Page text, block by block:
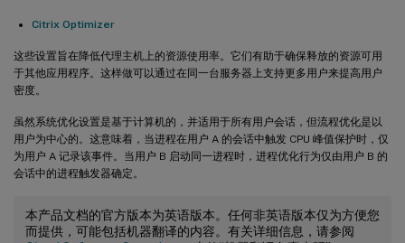
Citrix Optimizer
这些设置旨在降低代理主机上的资源使用率。它们有助于确保释放的资源可用
于其他应用程序。这样做可以通过在同一台服务器上支持更多用户来提高用户
密度。
虽然系统优化设置是基于计算机的，并适用于所有用户会话，但流程优化是以
用户为中心的。这意味着，当进程在用户 A 的会话中触发 CPU 峰值保护时，仅
为用户 A 记录该事件。当用户 B 启动同一进程时，进程优化行为仅由用户 B 的
会话中的进程触发器确定。
本产品文档的官方版本为英语版本。任何非英语版本仅为方便您
而提供，可能包括机器翻译的内容。有关详细信息，请参阅